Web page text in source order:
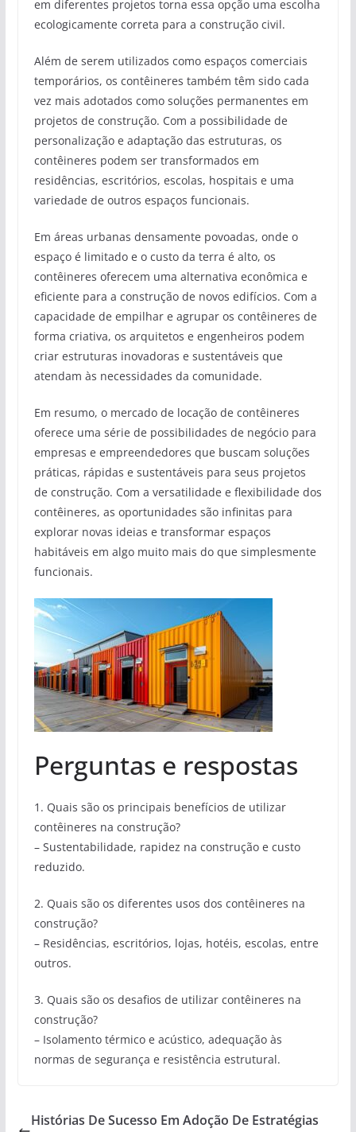
em diferentes projetos torna essa opção uma escolha
ecologicamente correta para a construção civil.
Além de serem utilizados como espaços comerciais
temporários, os contêineres também têm sido cada
vez mais adotados como soluções permanentes em
projetos de construção. Com a possibilidade de
personalização e adaptação das estruturas, os
contêineres podem ser transformados em
residências, escritórios, escolas, hospitais e uma
variedade de outros espaços funcionais.
Em áreas urbanas densamente povoadas, onde o
espaço é limitado e o custo da terra é alto, os
contêineres oferecem uma alternativa econômica e
eficiente para a construção de novos edifícios. Com a
capacidade de empilhar e agrupar os contêineres de
forma criativa, os arquitetos e engenheiros podem
criar estruturas inovadoras e sustentáveis que
atendam às necessidades da comunidade.
Em resumo, o mercado de locação de contêineres
oferece uma série de possibilidades de negócio para
empresas e empreendedores que buscam soluções
práticas, rápidas e sustentáveis para seus projetos
de construção. Com a versatilidade e flexibilidade dos
contêineres, as oportunidades são infinitas para
explorar novas ideias e transformar espaços
habitáveis em algo muito mais do que simplesmente
funcionais.
Perguntas e respostas
1. Quais são os principais benefícios de utilizar
contêineres na construção?
– Sustentabilidade, rapidez na construção e custo
reduzido.
2. Quais são os diferentes usos dos contêineres na
construção?
– Residências, escritórios, lojas, hotéis, escolas, entre
outros.
3. Quais são os desafios de utilizar contêineres na
construção?
– Isolamento térmico e acústico, adequação às
normas de segurança e resistência estrutural.
Histórias De Sucesso Em Adoção De Estratégias